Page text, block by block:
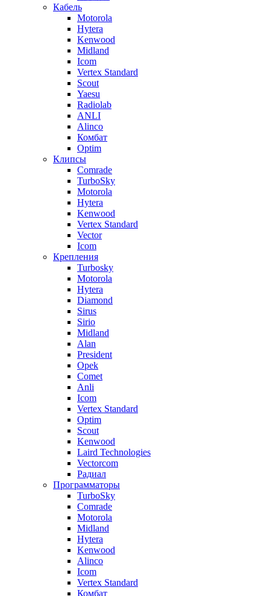
Кабель
Motorola
Hytera
Kenwood
Midland
Icom
Vertex Standard
Scout
Yaesu
Radiolab
ANLI
Alinco
Комбат
Optim
Клипсы
Comrade
TurboSky
Motorola
Hytera
Kenwood
Vertex Standard
Vector
Icom
Крепления
Turbosky
Motorola
Hytera
Diamond
Sirus
Sirio
Midland
Alan
President
Opek
Comet
Anli
Icom
Vertex Standard
Optim
Scout
Kenwood
Laird Technologies
Vectorcom
Радиал
Программаторы
TurboSky
Comrade
Motorola
Midland
Hytera
Kenwood
Alinco
Icom
Vertex Standard
Комбат